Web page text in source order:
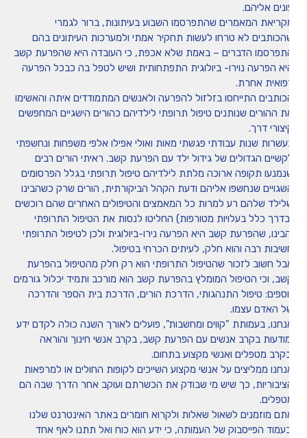
אליהם.
המאמרים שהתפרסמו השבוע בעיתונות, ברור לגמרי
לא טרחו לעשות תחקיר אמתי ולמערכות העיתונים בהם
הדברים – באמת שלא אכפת, כי העובדה היא שהפרעת קשב
הפרעה נוירו- ביולוגית התפתחותית ושיש לטפל בה כבכל הפרעה
אחרת.
התייחסו בזלזול להפרעה ולאנשים המתמודדים איתה והאשימו
ההורים שנותנים טיפול תרופתי לילדיהם כהורים הישגיים המחפשים
דרך.
שנות עבודתי פגשתי מאות ואולי אפילו אלפי משפחות ונחשפתי
הגדולים של גידול ילד עם הפרעת קשב. ראיתי הורים רבים
תקופה ארוכה מלתת לילדיהם טיפול תרופתי בגלל הפרסומים
שנחשפו אליהם ודעת הקהל הביקורתית, הורים שרק כשהבינו
שלהם רע למרות כל המאמצים והטיפולים האחרים שהם רוכשים
כלל בעלויות מטורפות) החליטו לנסות את הטיפול התרופתי
שהפרעת קשב היא הפרעה נירו-ביולוגית ולכן לטיפול התרופתי
רבה והוא חלק, לעיתים הכרחי בטיפול.
חשוב לזכור שהטיפול התרופתי הוא רק חלק מהטיפול בהפרעת
וכי הטיפול המומלץ בהפרעת קשב הוא מורכב ותמיד יכלול גורמים
טיפול התנהגותי, הדרכת הורים, הדרכת בית הספר והדרכה
האדם עצמו.
בעמותת "קווים ומחשבות", פועלים לאורך השנה כולה לקדם ידע
בקרב אנשים עם הפרעת קשב, בקרב אנשי חינוך והוראה
מטפלים ואנשי מקצוע בתחום.
ממליצים על אנשי מקצוע השייכים לקופות החולים או למרפאות
כך שיש מי שבודק את הכשרתם ועוקב אחר הדרך שבה הם
מוזמנים לשאול שאלות ולקרוא חומרים באתר האינטרנט שלנו
הפייסבוק של העמותה, כי ידע הוא כוח ואל תתנו לאף אחד